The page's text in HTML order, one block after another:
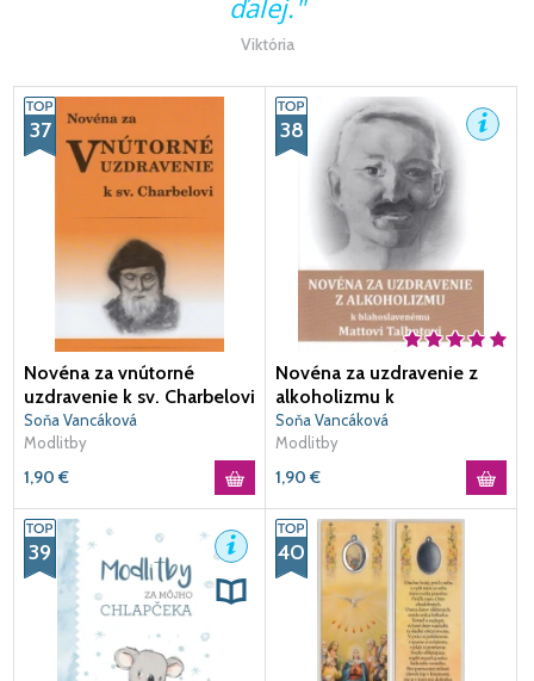
ďalej."
Viktória
37
Novéna za vnútorné
uzdravenie k sv. Charbelovi
Soňa Vancáková
Modlitby
1,90 €
38
Novéna za uzdravenie z
alkoholizmu k
blahoslavenému Mattovi
Talbotovi
Soňa Vancáková
Modlitby
1,90 €
39 40